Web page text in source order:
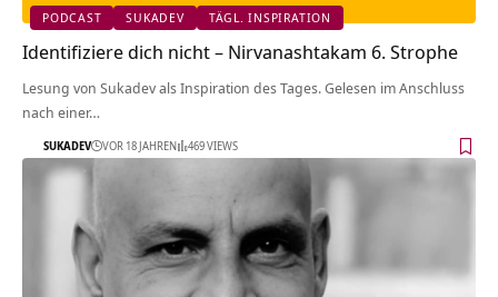
PODCAST SUKADEV TÄGL. INSPIRATION
Identifiziere dich nicht – Nirvanashtakam 6. Strophe
Lesung von Sukadev als Inspiration des Tages. Gelesen im Anschluss
nach einer…
SUKADEV VOR 18 JAHREN 469 VIEWS